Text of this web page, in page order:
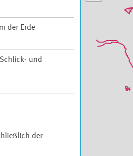
der Erde
und
der